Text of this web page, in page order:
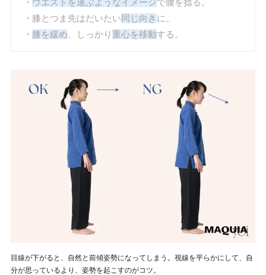
・ ウエストを運ぶようなイメージで腰を捻る。
・膝とつま先はだいたい同じ向き に。
・ 膝を緩め 、しっかり 重心を移動する。
目線が下がると、自然と前傾姿勢になってしまう。視線を平らかにして、自
分が思っているより、姿勢を起こすのがコツ。